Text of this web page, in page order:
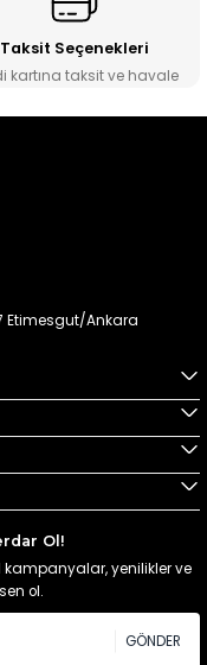
Taksit Seçenekleri
kartına taksit ve havale
Etimesgut/Ankara
Ol!
kampanyalar, yenilikler ve
ol.
GÖNDER